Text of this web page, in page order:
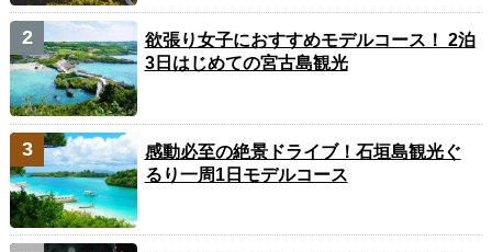
欲張り女子におすすめモデルコース！ 2泊
3日はじめての宮古島観光
感動必至の絶景ドライブ！石垣島観光ぐ
るり一周1日モデルコース